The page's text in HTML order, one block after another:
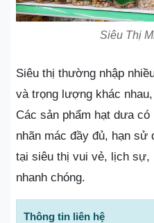
Siêu Thị
Siêu thị thường nhập
và trọng lượng khác
Các sản phẩm hạt dưa
nhãn mác đầy đủ, hạn sử
tại siêu thị vui vẻ, lịch sự,
nhanh chóng.
Thông tin liên hệ